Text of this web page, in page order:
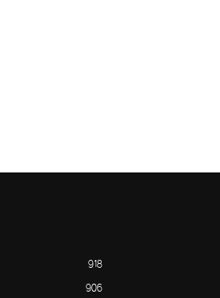
918
906